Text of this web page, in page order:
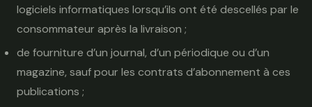
logiciels informatiques lorsqu’ils ont été descellés par le
consommateur après la livraison ;
de fourniture d’un journal, d’un périodique ou d’un
magazine, sauf pour les contrats d’abonnement à ces
publications ;